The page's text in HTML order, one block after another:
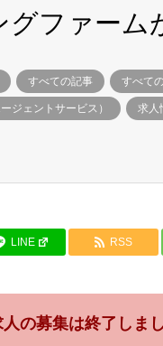
ファーム
すべての記事 すべて
ジェントサービス） 求人
LINE RSS
の募集は終了しまし